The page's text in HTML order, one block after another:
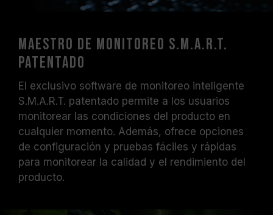
Maestro de monitoreo S.M.A.R.T.
patentado
El exclusivo software de monitoreo inteligente
S.M.A.R.T. patentado permite a los usuarios
monitorear las condiciones del producto en
cualquier momento. Además, ofrece opciones
de configuración y pruebas fáciles y rápidas
para monitorear la calidad y el rendimiento del
producto.